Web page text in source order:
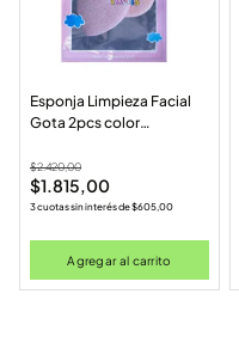
Esponja Limpieza Facial
Gota 2pcs color
$2.420,00
$1.815,00
3 cuotas sin interés de$605,00
Agregar al carrito